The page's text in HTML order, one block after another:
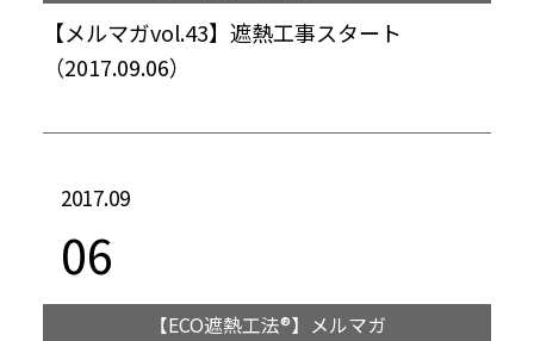
【メルマガvol.43】遮熱工事スタート
（2017.09.06）
2017.09
06
【ECO遮熱工法®】メルマガ